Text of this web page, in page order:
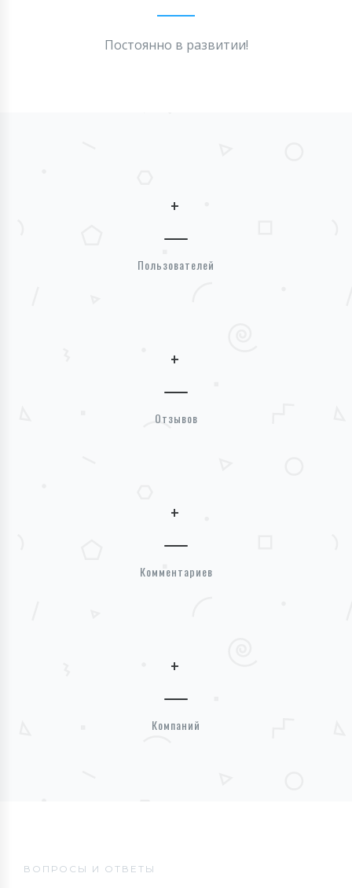
Постоянно в развитии!
+
Пользователей
+
Отзывов
+
Комментариев
+
Компаний
ВОПРОСЫ И ОТВЕТЫ